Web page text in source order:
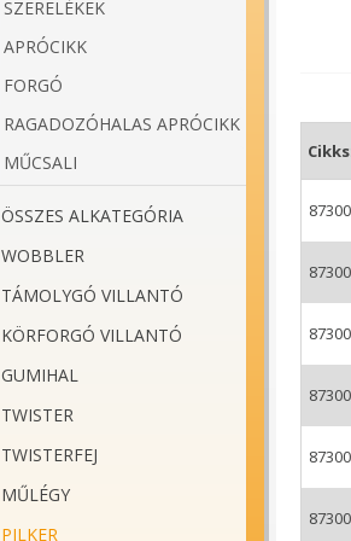
SZERELÉKEK
APRÓCIKK
FORGÓ
RAGADOZÓHALAS APRÓCIKK
MŰCSALI
ÖSSZES ALKATEGÓRIA
WOBBLER
TÁMOLYGÓ VILLANTÓ
KÖRFORGÓ VILLANTÓ
GUMIHAL
TWISTER
TWISTERFEJ
MŰLÉGY
PILKER
a